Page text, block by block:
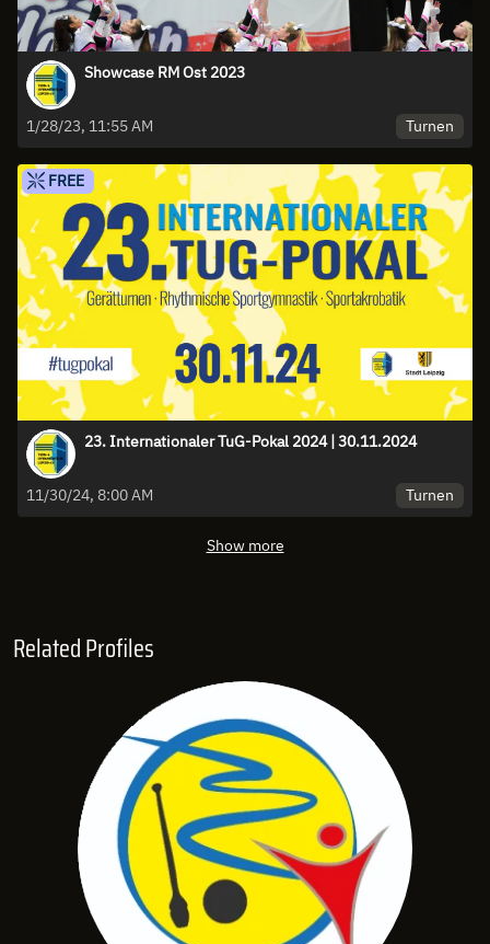
Showcase RM Ost 2023
1/28/23, 11:55 AM Turnen
FREE
23. Internationaler TuG-Pokal 2024 | 30.11.2024
11/30/24, 8:00 AM Turnen
Show more
Related Profiles